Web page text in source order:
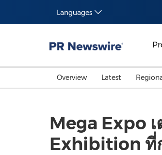
Languages
Overview Latest
Mega Expo
Exhibition ที่